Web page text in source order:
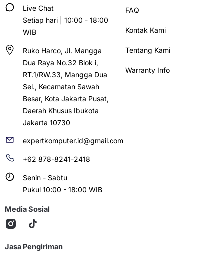
Live Chat
Setiap hari | 10:00 - 18:00
WIB
Ruko Harco, Jl. Mangga
Dua Raya No.32 Blok i,
RT.1/RW.33, Mangga Dua
Sel., Kecamatan Sawah
Besar, Kota Jakarta Pusat,
Daerah Khusus Ibukota
Jakarta 10730
expertkomputer.id@gmail.com
+62 878-8241-2418
Senin - Sabtu
Pukul 10:00 - 18:00 WIB
FAQ
Kontak Kami
Tentang Kami
Warranty Info
Media Sosial
Jasa Pengiriman